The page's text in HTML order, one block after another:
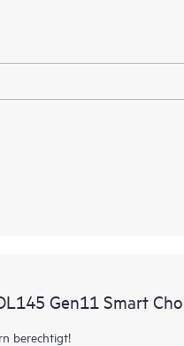
Gen11 Smart
berechtigt!